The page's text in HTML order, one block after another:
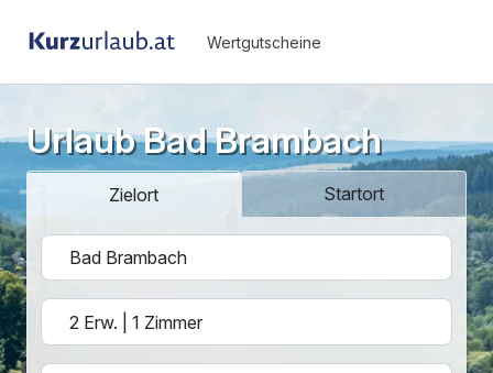
Wertgutscheine
Urlaub Bad Brambach
Zielort Startort